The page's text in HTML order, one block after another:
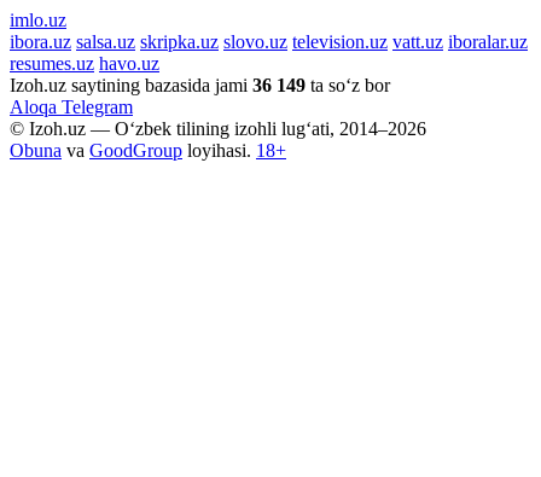
imlo.uz
ibora.uz salsa.uz skripka.uz slovo.uz television.uz vatt.uz iboralar.uz
resumes.uz havo.uz
Izoh.uz saytining bazasida jami 36 149 ta so‘z bor
Aloqa Telegram
© Izoh.uz — O‘zbek tilining izohli lug‘ati, 2014–2026
Obuna va GoodGroup loyihasi. 18+